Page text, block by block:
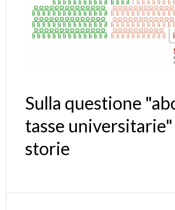
Sulla questione
tasse
storie